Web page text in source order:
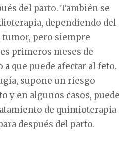
del parto. También se
dependiendo del
tumor, pero siempre
primeros meses de
a que puede afectar al feto.
supone un riesgo
y en algunos casos, puede
de quimioterapia
después del parto.